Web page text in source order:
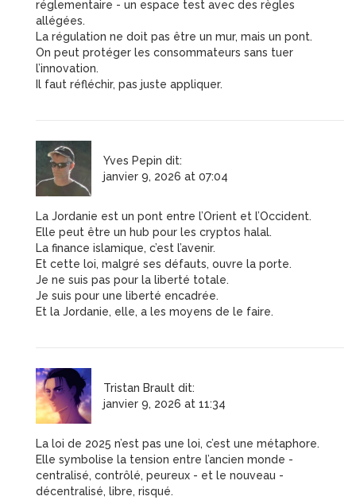
réglementaire - un espace test avec des règles
allégées.
La régulation ne doit pas être un mur, mais un pont.
On peut protéger les consommateurs sans tuer
l’innovation.
Il faut réfléchir, pas juste appliquer.
Yves Pepin dit:
janvier 9, 2026 at 07:04
La Jordanie est un pont entre l’Orient et l’Occident.
Elle peut être un hub pour les cryptos halal.
La finance islamique, c’est l’avenir.
Et cette loi, malgré ses défauts, ouvre la porte.
Je ne suis pas pour la liberté totale.
Je suis pour une liberté encadrée.
Et la Jordanie, elle, a les moyens de le faire.
Tristan Brault dit:
janvier 9, 2026 at 11:34
La loi de 2025 n’est pas une loi, c’est une métaphore.
Elle symbolise la tension entre l’ancien monde -
centralisé, contrôlé, peureux - et le nouveau -
décentralisé, libre, risqué.